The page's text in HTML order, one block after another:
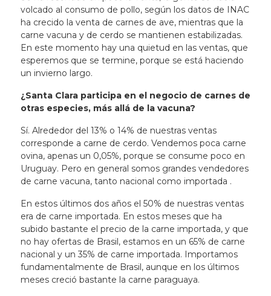
volcado al consumo de pollo, según los datos de INAC
ha crecido la venta de carnes de ave, mientras que la
carne vacuna y de cerdo se mantienen estabilizadas.
En este momento hay una quietud en las ventas, que
esperemos que se termine, porque se está haciendo
un invierno largo.
¿Santa Clara participa en el negocio de carnes de
otras especies, más allá de la vacuna?
Sí. Alrededor del 13% o 14% de nuestras ventas
corresponde a carne de cerdo. Vendemos poca carne
ovina, apenas un 0,05%, porque se consume poco en
Uruguay. Pero en general somos grandes vendedores
de carne vacuna, tanto nacional como importada .
En estos últimos dos años el 50% de nuestras ventas
era de carne importada. En estos meses que ha
subido bastante el precio de la carne importada, y que
no hay ofertas de Brasil, estamos en un 65% de carne
nacional y un 35% de carne importada. Importamos
fundamentalmente de Brasil, aunque en los últimos
meses creció bastante la carne paraguaya.